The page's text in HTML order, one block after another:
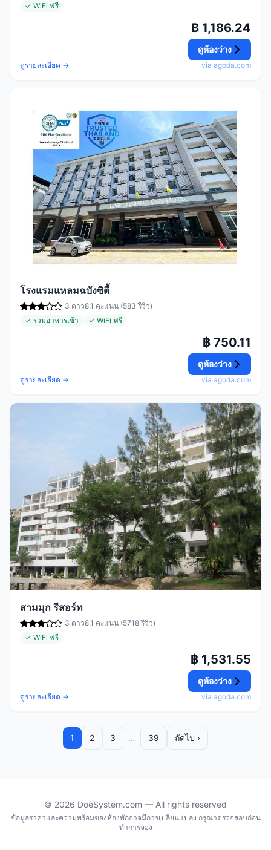
✓ WiFi ฟรี
ดูรายละเอียด →
฿ 1,186.24
ดูห้องว่าง
via agoda.com
โรงแรมแหลมฉบังซิตี้
3 ดาว8.1 คะแนน (583 รีวิว)
✓ รวมอาหารเช้า
✓ WiFi ฟรี
ดูรายละเอียด →
฿ 750.11
ดูห้องว่าง
via agoda.com
สามมุก รีสอร์ท
3 ดาว8.1 คะแนน (5718 รีวิว)
✓ WiFi ฟรี
ดูรายละเอียด →
฿ 1,531.55
ดูห้องว่าง
via agoda.com
1 2 3 … 39 ถัดไป ›
© 2026 DoeSystem.com — All rights reserved
ข้อมูลราคาและความพร้อมของห้องพักอาจมีการเปลี่ยนแปลง กรุณาตรวจสอบก่อน
ทำการจอง